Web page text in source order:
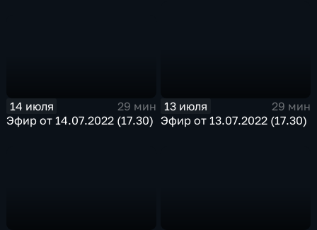
14 июля
29 мин
Эфир от 14.07.2022 (17.30)
13 июля
29 мин
Эфир от 13.07.2022 (17.30)